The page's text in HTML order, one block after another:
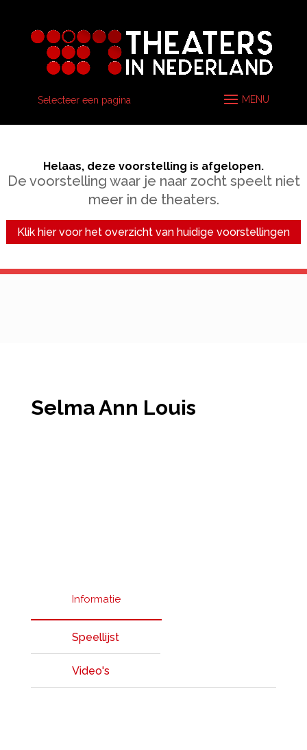
Selecteer een pagina
Helaas, deze voorstelling is afgelopen.
De voorstelling waar je naar zocht speelt niet
meer in de theaters.
Klik hier voor het overzicht van huidige voorstellingen
Selma Ann Louis
Informatie
Speellijst
Video's